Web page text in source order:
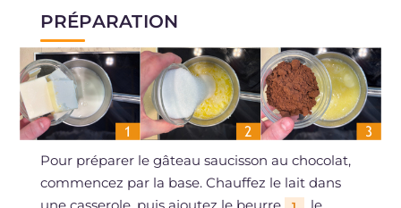
PRÉPARATION
Pour préparer le gâteau saucisson au chocolat,
commencez par la base. Chauffez le lait dans
une casserole, puis ajoutez le beurre
, le